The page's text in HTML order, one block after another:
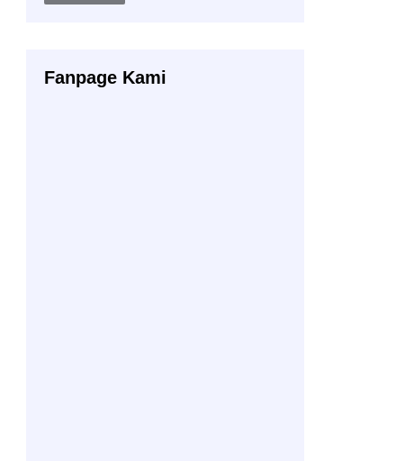
Fanpage Kami